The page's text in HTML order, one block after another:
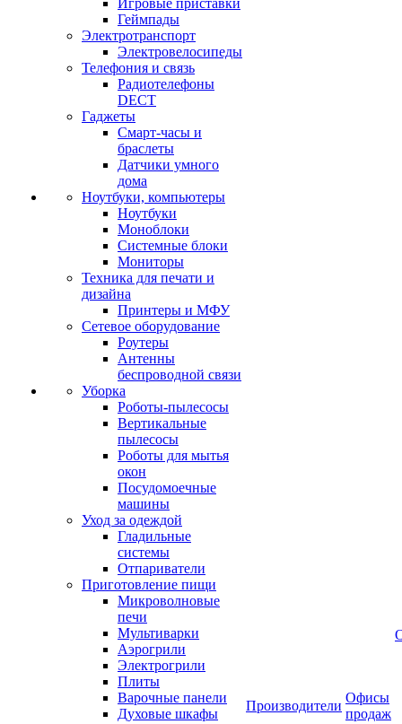
Игровые приставки
Геймпады
Электротранспорт
Электровелосипеды
Телефония и связь
Радиотелефоны
DECT
Гаджеты
Смарт-часы и
браслеты
Датчики умного
дома
Ноутбуки, компьютеры
Ноутбуки
Моноблоки
Системные блоки
Мониторы
Техника для печати и
дизайна
Принтеры и МФУ
Сетевое оборудование
Роутеры
Антенны
беспроводной связи
Уборка
Роботы-пылесосы
Вертикальные
пылесосы
Роботы для мытья
окон
Посудомоечные
машины
Уход за одеждой
Гладильные
системы
Отпариватели
Приготовление пищи
Микроволновые
печи
Мультиварки
Аэрогрили
Электрогрили
Плиты
Варочные панели
Духовые шкафы
Производители
Офисы
продаж